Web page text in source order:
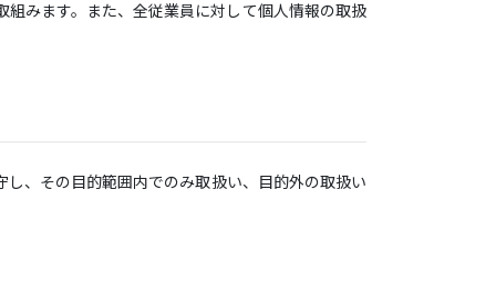
みます。また、全従業員に対して個人情報の取扱
、その目的範囲内でのみ取扱い、目的外の取扱い